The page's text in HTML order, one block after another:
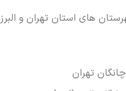
های استان تهران و البرز
تهران